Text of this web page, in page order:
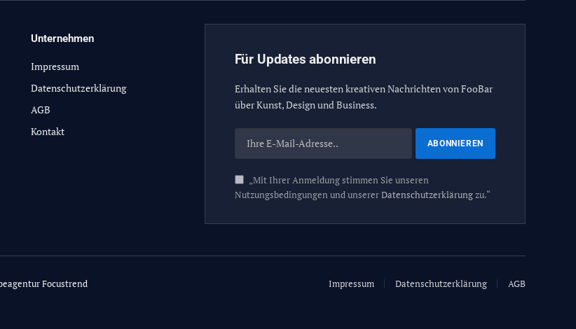
Unternehmen
Impressum
Datenschutzerklärung
AGB
Kontakt
Für Updates abonnieren
Erhalten Sie die neuesten kreativen Nachrichten von FooBar
über Kunst, Design und Business.
„Mit Ihrer Anmeldung stimmen Sie unseren
Nutzungsbedingungen und unsererDatenschutzerklärungzu.“
Focustrend
Impressum Datenschutzerklärung AGB